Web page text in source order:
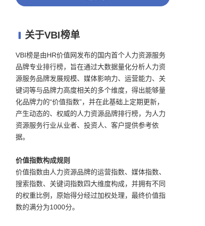
关于VBI榜单
VBI榜是由HR价值网发布的国内首个人力资源服务
品牌专业排行榜，旨在通过大数据量化分析人力资
源服务品牌发展规模、媒体影响力、运营能力、关
键词等与品牌力高度相关的多个维度，得出能够量
化品牌力的“价值指数”，并在此基础上定期更新，
产生动态的、权威的人力资源品牌排行榜，为人力
资源服务行业从业者、投资人、客户提供参考依
据。
价值指数构成规则
价值指数由人力资源品牌的运营指数、媒体指数、
搜索指数、关键词指数四大维度构成，并拥有不同
的权重比例，原始得分经过加权处理，最终价值指
数的满分为1000分。